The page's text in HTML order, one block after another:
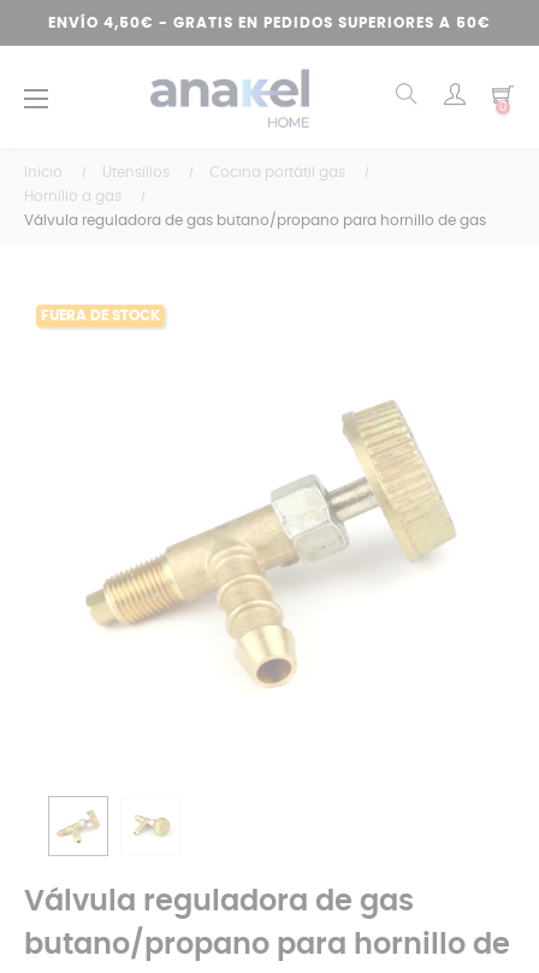
ENVÍO 4,50€ - GRATIS EN PEDIDOS SUPERIORES A 50€
Navegación
☰ 0
Inicio Utensilios
Cocina portátil gas
Hornillo a gas
Válvula reguladora de gas butano/propano para hornillo de gas
FUERA DE STOCK
Válvula reguladora de gas
butano/propano para hornillo de